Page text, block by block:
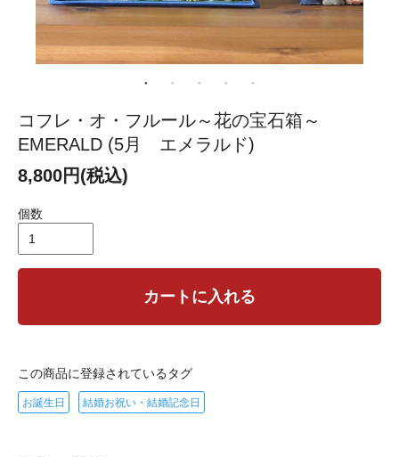
コフレ・オ・フルール～花の宝石箱～
EMERALD (5月 エメラルド)
8,800円(税込)
個数
カートに入れる
この商品に登録されているタグ
お誕生日 結婚お祝い・結婚記念日